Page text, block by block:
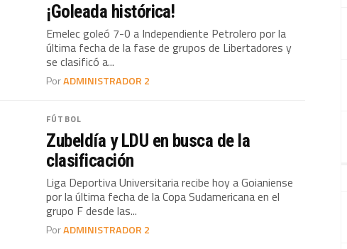
¡Goleada histórica!
Emelec goleó 7-0 a Independiente Petrolero por la
última fecha de la fase de grupos de Libertadores y
se clasificó a...
PorADMINISTRADOR 2
FÚTBOL
Zubeldía y LDU en busca de la
clasificación
Liga Deportiva Universitaria recibe hoy a Goianiense
por la última fecha de la Copa Sudamericana en el
grupo F desde las...
PorADMINISTRADOR 2